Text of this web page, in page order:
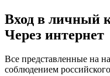
Вход в личный
Через интернет
Все представленные на
соблюдением